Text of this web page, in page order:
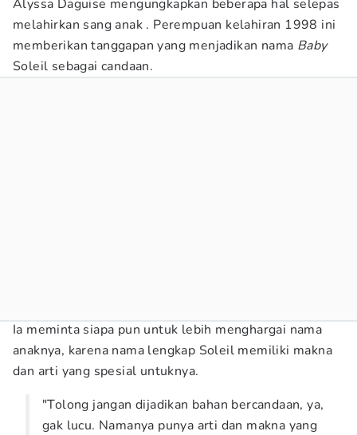
Alyssa Daguise mengungkapkan beberapa hal selepas
melahirkan sang anak . Perempuan kelahiran 1998 ini
memberikan tanggapan yang menjadikan nama Baby
Soleil sebagai candaan.
Ia meminta siapa pun untuk lebih menghargai nama
anaknya, karena nama lengkap Soleil memiliki makna
dan arti yang spesial untuknya.
"Tolong jangan dijadikan bahan bercandaan, ya,
gak lucu. Namanya punya arti dan makna yang